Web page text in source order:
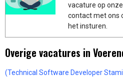
vacature op
contact met ons
het insturen.
Overige vacatures in
(Technical Software Developer